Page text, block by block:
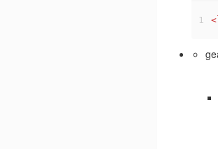
1 <